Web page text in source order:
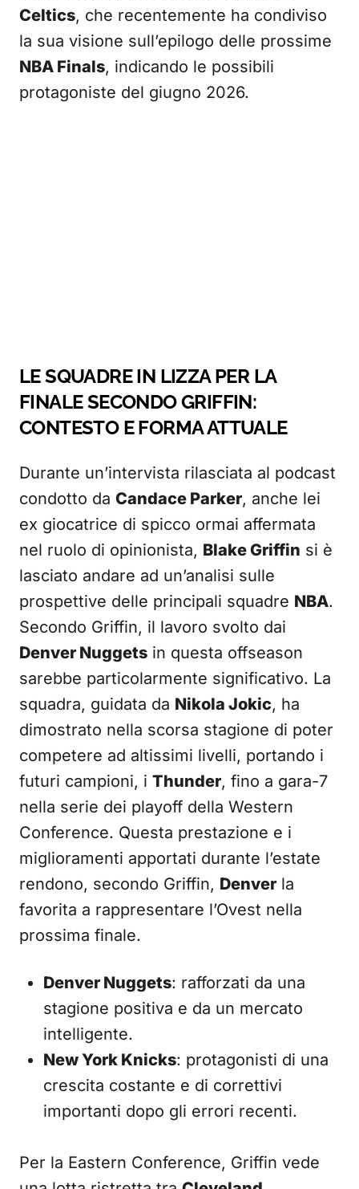
Celtics, che recentemente ha condiviso
la sua visione sull’epilogo delle prossime
NBA Finals, indicando le possibili
protagoniste del giugno 2026.
LE SQUADRE IN LIZZA PER LA
FINALE SECONDO GRIFFIN:
CONTESTO E FORMA ATTUALE
Durante un’intervista rilasciata al podcast
condotto da Candace Parker, anche lei
ex giocatrice di spicco ormai affermata
nel ruolo di opinionista, Blake Griffin si è
lasciato andare ad un’analisi sulle
prospettive delle principali squadre NBA.
Secondo Griffin, il lavoro svolto dai
Denver Nuggets in questa offseason
sarebbe particolarmente significativo. La
squadra, guidata da Nikola Jokic, ha
dimostrato nella scorsa stagione di poter
competere ad altissimi livelli, portando i
futuri campioni, i Thunder, fino a gara-7
nella serie dei playoff della Western
Conference. Questa prestazione e i
miglioramenti apportati durante l’estate
rendono, secondo Griffin, Denver la
favorita a rappresentare l’Ovest nella
prossima finale.
Denver Nuggets: rafforzati da una
stagione positiva e da un mercato
intelligente.
New York Knicks: protagonisti di una
crescita costante e di correttivi
importanti dopo gli errori recenti.
Per la Eastern Conference, Griffin vede